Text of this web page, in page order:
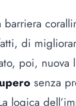
di
poi, nuova
senza
logica